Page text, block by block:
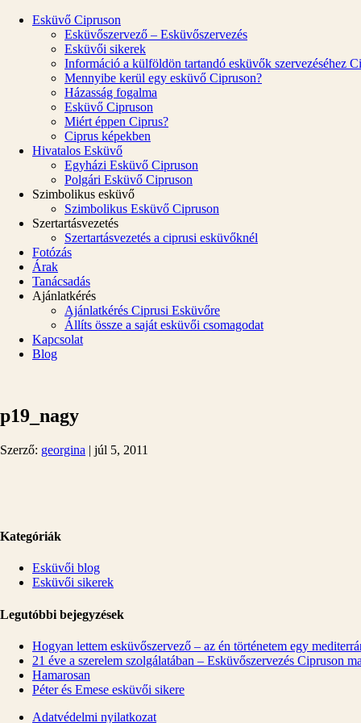
Esküvő Cipruson
Esküvőszervező – Esküvőszervezés
Esküvői sikerek
Információ a külföldön tartandó esküvők szervezéséhez
Mennyibe kerül egy esküvő Cipruson?
Házasság fogalma
Esküvő Cipruson
Miért éppen Ciprus?
Ciprus képekben
Hivatalos Esküvő
Egyházi Esküvő Cipruson
Polgári Esküvő Cipruson
Szimbolikus esküvő
Szimbolikus Esküvő Cipruson
Szertartásvezetés
Szertartásvezetés a ciprusi esküvőknél
Fotózás
Árak
Tanácsadás
Ajánlatkérés
Ajánlatkérés Ciprusi Esküvőre
Állíts össze a saját esküvői csomagodat
Kapcsolat
Blog
p19_nagy
Szerző: georgina | júl 5, 2011
Kategóriák
Esküvői blog
Esküvői sikerek
Legutóbbi bejegyzések
Hogyan lettem esküvőszervező – az én történetem egy
21 éve a szerelem szolgálatában – Esküvőszervezés Cipruson
Hamarosan
Péter és Emese esküvői sikere
Adatvédelmi nyilatkozat